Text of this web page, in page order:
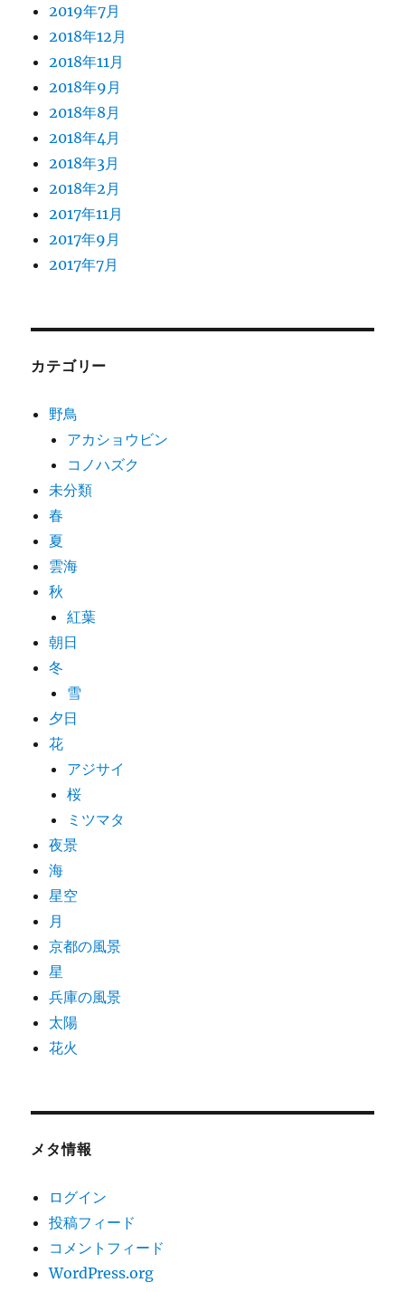
2019年7月
2018年12月
2018年11月
2018年9月
2018年8月
2018年4月
2018年3月
2018年2月
2017年11月
2017年9月
2017年7月
カテゴリー
野鳥
アカショウビン
コノハズク
未分類
春
夏
雲海
秋
紅葉
朝日
冬
雪
夕日
花
アジサイ
桜
ミツマタ
夜景
海
星空
月
京都の風景
星
兵庫の風景
太陽
花火
メタ情報
ログイン
投稿フィード
コメントフィード
WordPress.org